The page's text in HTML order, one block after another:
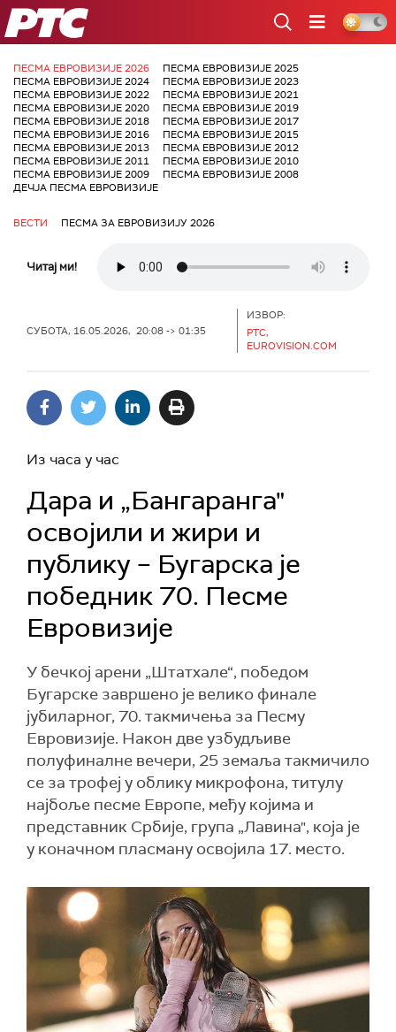
РТС
ПЕСМА ЕВРОВИЗИЈЕ 2026
ПЕСМА ЕВРОВИЗИЈЕ 2025
ПЕСМА ЕВРОВИЗИЈЕ 2024
ПЕСМА ЕВРОВИЗИЈЕ 2023
ПЕСМА ЕВРОВИЗИЈЕ 2022
ПЕСМА ЕВРОВИЗИЈЕ 2021
ПЕСМА ЕВРОВИЗИЈЕ 2020
ПЕСМА ЕВРОВИЗИЈЕ 2019
ПЕСМА ЕВРОВИЗИЈЕ 2018
ПЕСМА ЕВРОВИЗИЈЕ 2017
ПЕСМА ЕВРОВИЗИЈЕ 2016
ПЕСМА ЕВРОВИЗИЈЕ 2015
ПЕСМА ЕВРОВИЗИЈЕ 2013
ПЕСМА ЕВРОВИЗИЈЕ 2012
ПЕСМА ЕВРОВИЗИЈЕ 2011
ПЕСМА ЕВРОВИЗИЈЕ 2010
ПЕСМА ЕВРОВИЗИЈЕ 2009
ПЕСМА ЕВРОВИЗИЈЕ 2008
ДЕЧЈА ПЕСМА ЕВРОВИЗИЈЕ
ВЕСТИ ПЕСМА ЗА ЕВРОВИЗИЈУ 2026
Читај ми!
СУБОТА, 16.05.2026, 20:08 -> 01:35
ИЗВОР:
РТС,
EUROVISION.COM
Из часа у час
Дара и „Бангаранга"
освојили и жири и
публику – Бугарска је
победник 70. Песме
Евровизије
У бечкој арени „Штатхале“, победом
Бугарске завршено је велико финале
јубиларног, 70. такмичења за Песму
Евровизије. Након две узбудљиве
полуфиналне вечери, 25 земаља такмичило
се за трофеј у облику микрофона, титулу
најбоље песме Европе, међу којима и
представник Србије, група „Лавина", која је
у коначном пласману освојила 17. место.